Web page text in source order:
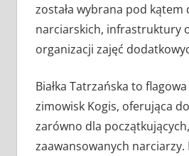
została wybrana pod
narciarskich, infrastruktury
organizacji zajęć
Białka Tatrzańska to
zimowisk Kogis, oferująca
zarówno dla
zaawansowanych narciarzy.